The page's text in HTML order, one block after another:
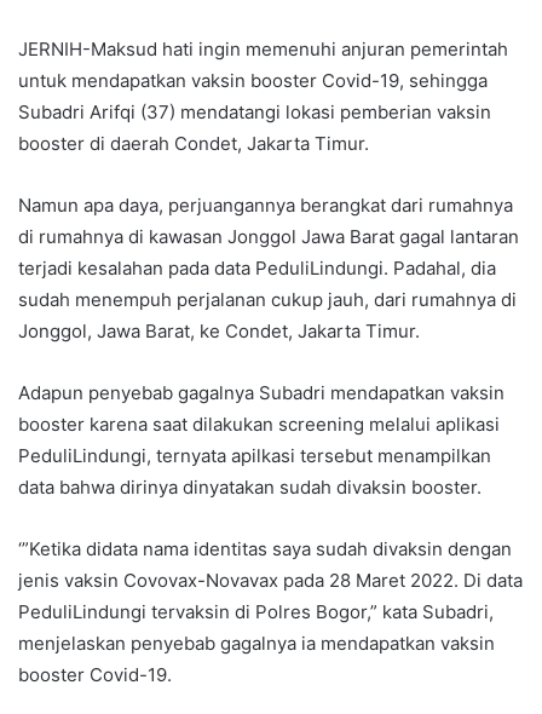
JERNIH-Maksud hati ingin memenuhi anjuran pemerintah
untuk mendapatkan vaksin booster Covid-19, sehingga
Subadri Arifqi (37) mendatangi lokasi pemberian vaksin
booster di daerah Condet, Jakarta Timur.
Namun apa daya, perjuangannya berangkat dari rumahnya
di rumahnya di kawasan Jonggol Jawa Barat gagal lantaran
terjadi kesalahan pada data PeduliLindungi. Padahal, dia
sudah menempuh perjalanan cukup jauh, dari rumahnya di
Jonggol, Jawa Barat, ke Condet, Jakarta Timur.
Adapun penyebab gagalnya Subadri mendapatkan vaksin
booster karena saat dilakukan screening melalui aplikasi
PeduliLindungi, ternyata apilkasi tersebut menampilkan
data bahwa dirinya dinyatakan sudah divaksin booster.
‘”Ketika didata nama identitas saya sudah divaksin dengan
jenis vaksin Covovax-Novavax pada 28 Maret 2022. Di data
PeduliLindungi tervaksin di Polres Bogor,” kata Subadri,
menjelaskan penyebab gagalnya ia mendapatkan vaksin
booster Covid-19.